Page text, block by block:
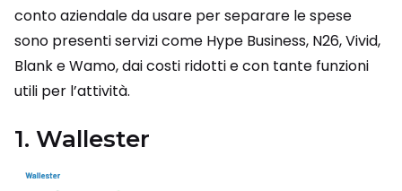
conto aziendale da usare per separare le spese
sono presenti servizi come Hype Business, N26, Vivid,
Blank e Wamo, dai costi ridotti e con tante funzioni
utili per l’attività.
1. Wallester